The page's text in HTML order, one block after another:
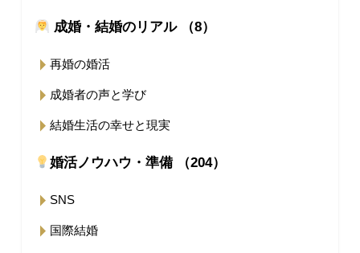
成婚・結婚のリアル （8）
再婚の婚活
成婚者の声と学び
結婚生活の幸せと現実
婚活ノウハウ・準備 （204）
SNS
国際結婚